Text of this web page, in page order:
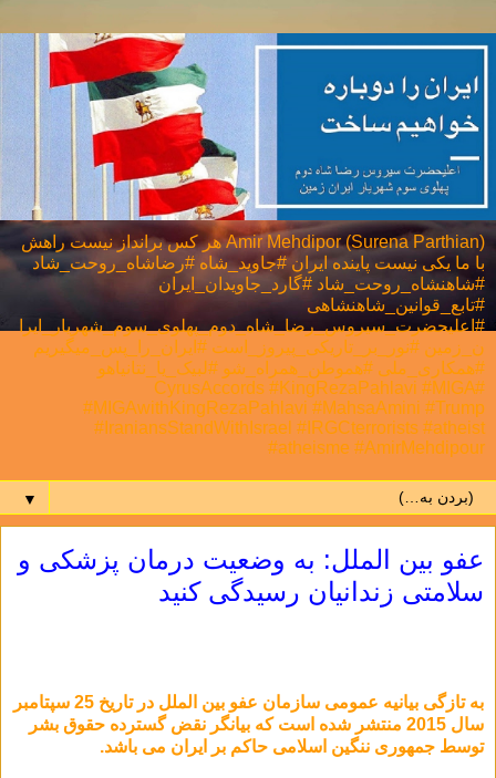
Amir Mehdipor (Surena Parthian) هر كس برانداز نيست راهش
با ما يكی نيست پاینده ایران #جاوید_شاه #رضاشاه_روحت_شاد
#شاهنشاه_روحت_شاد #گارد_جاویدان_ایران
#تابع_قوانین_شاهنشاهی
#اعلیحضرت_سیروس_رضا_شاه_دوم_پهلوی_سوم_شهریار_ایرا
ن_زمین #نور_بر_تاریکی_پیروز_است #ایران_را_پس_میگیریم
#همکاری_ملی⁩ #هموطن_همراه_شو #لبیک_یا_نتانیاهو
#CyrusAccords #KingRezaPahlavi #MIGA
#MIGAwithKingRezaPahlavi #MahsaAmini #Trump
#IraniansStandWithIsrael #IRGCterrorists #atheist
#atheisme #AmirMehdipour
▼
عفو بین الملل: به وضعیت درمان پزشکی و
سلامتی زندانیان رسیدگی کنید
به تازگی بیانیه عمومی سازمان عفو بین الملل در تاریخ 25 سپتامبر
سال 2015 منتشر شده است که بیانگر نقض گسترده حقوق بشر
توسط جمهوری ننگین اسلامی حاکم بر ایران می باشد.